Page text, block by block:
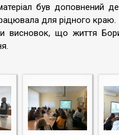
був доповнений
для рідного краю.
висновок, що життя